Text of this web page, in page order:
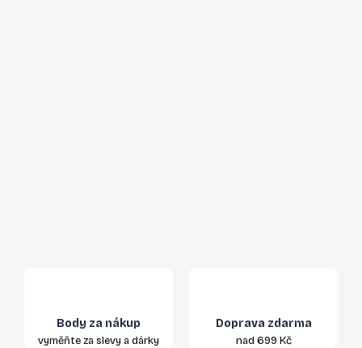
Body za nákup
vyměňte za slevy a dárky
Doprava zdarma
nad 699 Kč